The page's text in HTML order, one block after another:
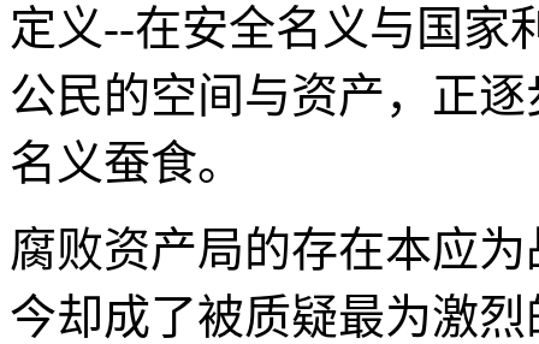
定义--在安全名义与国家
公民的空间与资产，正
名义蚕食。
腐败资产局的存在本应
今却成了被质疑最为激